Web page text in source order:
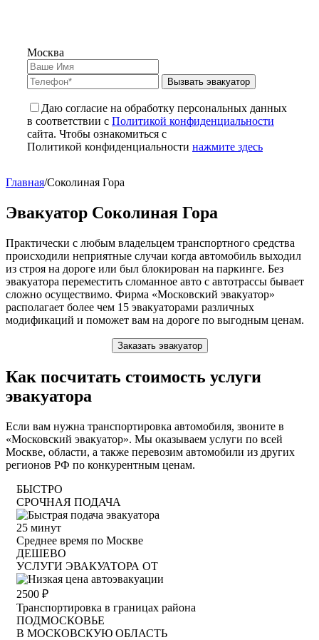
Москва
Вызвать эвакуатор
Даю согласие на обработку персональных данных
в соответствии с Политикой конфиденциальности
сайта. Чтобы ознакомиться с
Политикой конфиденциальности нажмите здесь
Главная/Соколиная Гора
Эвакуатор Соколиная Гора
Практически с любым владельцем транспортного средства
происходили неприятные случаи когда автомобиль выходил
из строя на дороге или был блокирован на паркинге. Без
эвакуатора переместить сломанное авто с автотрассы бывает
сложно осуществимо. Фирма «Московский эвакуатор»
располагает более чем 15 эвакуаторами различных
модификаций и поможет вам на дороге по выгодным ценам.
Заказать эвакуатор
Как посчитать стоимость услуги
эвакуатора
Если вам нужна транспортировка автомобиля, звоните в
«Московский эвакуатор». Мы оказываем услуги по всей
Москве, области, а также перевозим автомобили из других
регионов РФ по конкурентным ценам.
БЫСТРО
СРОЧНАЯ ПОДАЧА
25 минут
Среднее время по Москве
ДЕШЕВО
УСЛУГИ ЭВАКУАТОРА ОТ
2500 ₽
Транспортировка в границах района
ПОДМОСКОВЬЕ
В МОСКОВСКУЮ ОБЛАСТЬ